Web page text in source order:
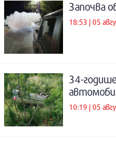
Започва
18:53 | 05
34-
10:19 | 05